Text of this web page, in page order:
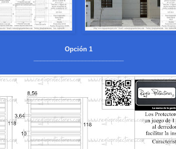
Opción 1